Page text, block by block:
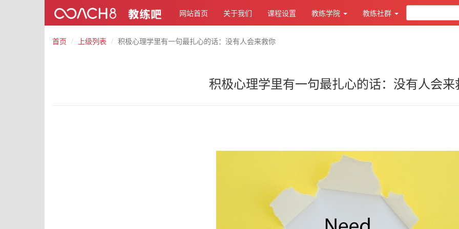
网站首页 关于我们 课程设置 教练学院 教练社群
首页 上级列表 积极心理学里有一句最扎心的话：没有人会来救你
积极心理学里有一句最扎心的话：没有人会来